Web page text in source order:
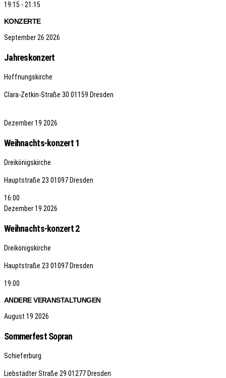
19:15 - 21:15
KONZERTE
September26 2026
Jahreskonzert
Hoffnungskirche
Clara-Zetkin-Straße 30 01159 Dresden
Dezember19 2026
Weihnachts-konzert 1
Dreikönigskirche
Hauptstraße 23 01097 Dresden
16:00
Dezember19 2026
Weihnachts-konzert 2
Dreikönigskirche
Hauptstraße 23 01097 Dresden
19:00
ANDERE VERANSTALTUNGEN
August 19 2026
Sommerfest Sopran
Schieferburg
Liebstädter Straße 29 01277 Dresden